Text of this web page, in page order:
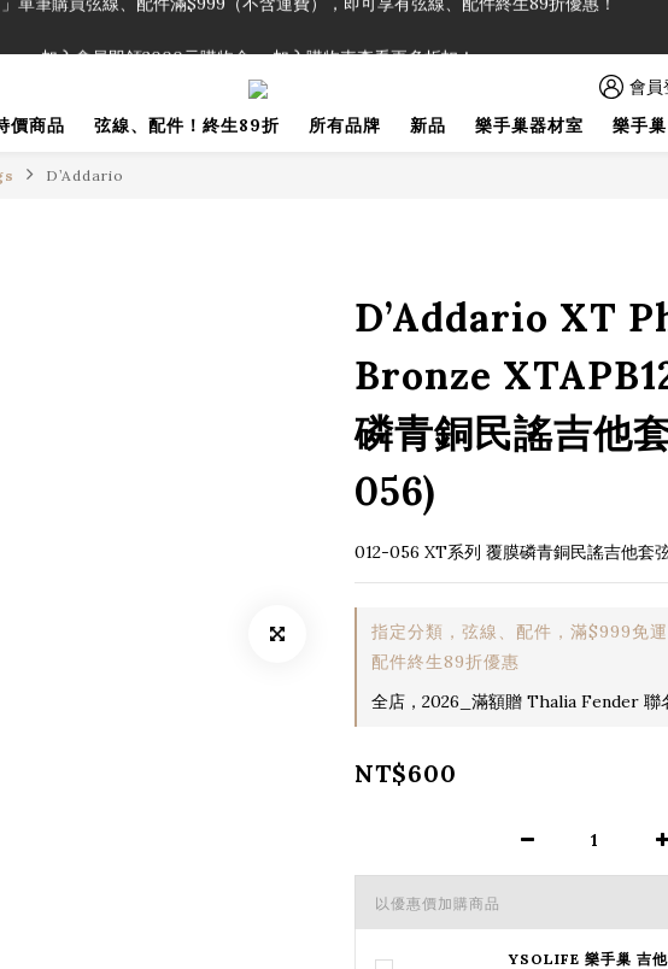
」單筆購買弦線、配件滿$999（不含運費），即可享有弦線、配件終生89折優惠！ 會員
價商品 弦線、配件！終生89折 所有品牌 新品 樂手巢器材室 樂手
D’Addario
D’Addario XT
Bronze
磷青銅民謠吉他
056)
012-056 XT系列 覆膜磷青銅民謠吉他套
指定分類，弦線、配件，滿$999免運
配件終生89折優惠
全店，2026_滿額贈 Thalia Fender 聯
NT$600
以優惠價加購商品
YSOLIFE 樂手巢 吉